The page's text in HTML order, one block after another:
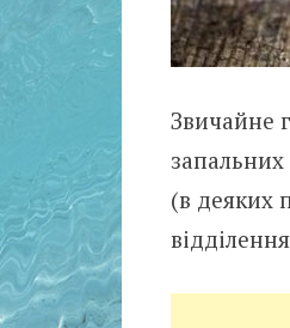
Звичайне
запальних
(в деяких